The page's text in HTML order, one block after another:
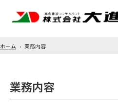
ホーム 業務内容
業務内容